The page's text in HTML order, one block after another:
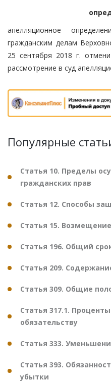
апелляционное
гражданским делам
25 сентября 2018 г.
рассмотрение в суд
Популярные
Статья 10. Пределы
гражданских прав
Статья 12. Способы
Статья 15.
Статья 196. Общий
Статья 209.
Статья 309. Общие
Статья 317.1.
обязательству
Статья 333.
Статья 393.
убытки